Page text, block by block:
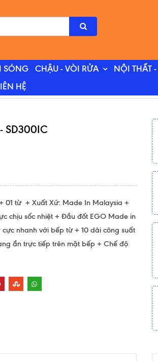
SÓNG CHẬU - VÒI RỬA NỘI THẤT -
HỆ
SD300IC
01 từ + Xuất Xứ: Made In Malaysia +
chịu sốc nhiệt + Đầu đốt EGO Made in
nhanh với bếp từ + 10 dải công suất
ẩn trực tiếp trên mặt bếp + Chế độ